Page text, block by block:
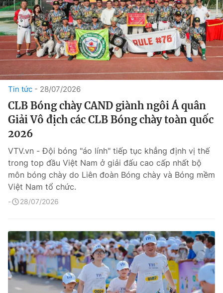
Tin tức 28/07/2026
CLB Bóng chày CAND giành ngôi Á quân
Giải Vô địch các CLB Bóng chày toàn quốc
2026
VTV.vn - Đội bóng "áo lính" tiếp tục khẳng định vị thế
trong top đầu Việt Nam ở giải đấu cao cấp nhất bộ
môn bóng chày do Liên đoàn Bóng chày và Bóng mềm
Việt Nam tổ chức.
28/07/2026